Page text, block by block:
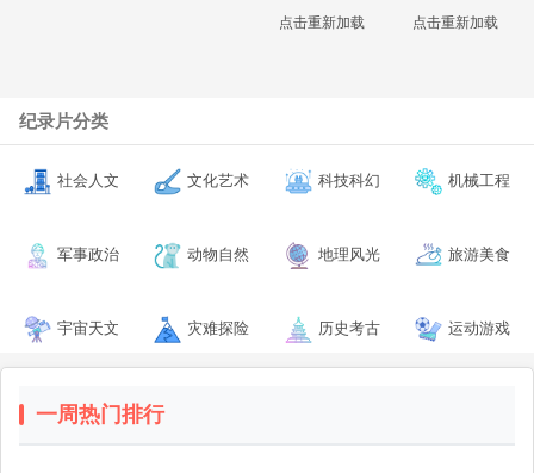
点击重新加载 点击重新加载
纪录片分类
社会人文 文化艺术 科技科幻 机械工程
军事政治 动物自然 地理风光 旅游美食
宇宙天文 灾难探险 历史考古 运动游戏
一周热门排行